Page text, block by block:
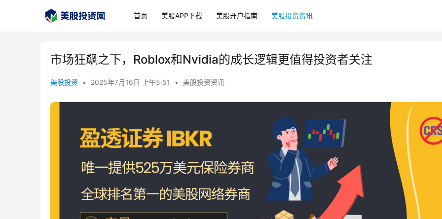
首页 美股APP下载 美股开户指南 美股投资资讯
市场狂飙之下，Roblox和Nvidia的成长逻辑更值得投资者关注
美股投资 • 2025年7月16日 上午5:51 • 美股投资资讯